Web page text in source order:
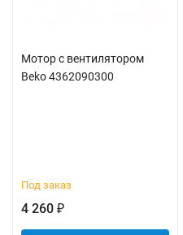
Мотор с вентилятором
Beko 4362090300
Под заказ
4 260 ₽